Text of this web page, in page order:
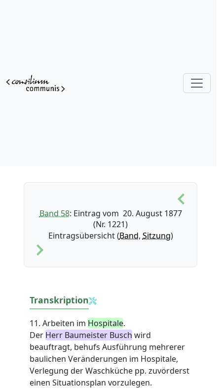
Band 58: Eintrag vom 20. August 1877
(Nr. 1221)
Eintragsübersicht (Band, Sitzung)
Transkription
11. Arbeiten im Hospitale.
Der Herr Baumeister Busch wird
beauftragt, behufs Ausführung mehrerer
baulichen Veränderungen im Hospitale,
Verlegung der Waschküche pp. zuvörderst
einen Situationsplan vorzulegen.